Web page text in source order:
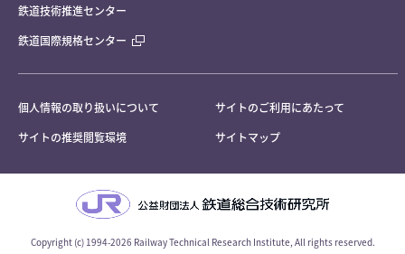
鉄道技術推進センター
鉄道国際規格センター
個人情報の取り扱いについて
サイトのご利用にあたって
サイトの推奨閲覧環境
サイトマップ
Copyright (c) 1994-2026 Railway Technical Research Institute, All rights reserved.